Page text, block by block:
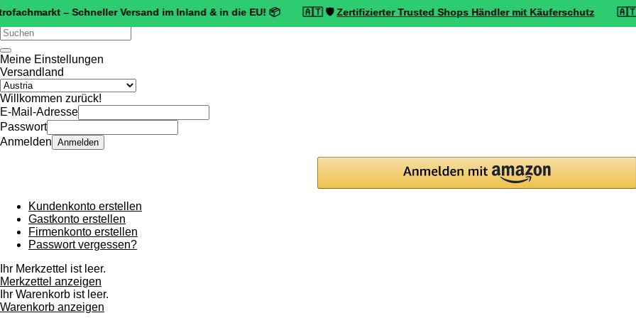
– Schneller Versand im Inland & in die EU! 📦 🇦🇹 🛡️ Zertifizierter Trusted Shops Händler mit Käuferschutz🇦🇹 ⭐ Top
Verwende
die
oben
und
unten,
um
das
Eingabetaste,
zum
ausgewählten
Meine Einstellungen
Versandland
Willkommen zurück!
E-Mail-Adresse
Passwort
Anmelden Anmelden
Kundenkonto erstellen
Gastkonto erstellen
Firmenkonto erstellen
Passwort vergessen?
Ihr Merkzettel ist leer.
Merkzettel anzeigen
Ihr Warenkorb ist leer.
Warenkorb anzeigen